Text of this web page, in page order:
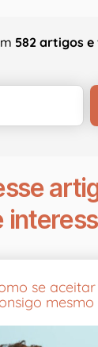
582 artigos e
se
mesmo